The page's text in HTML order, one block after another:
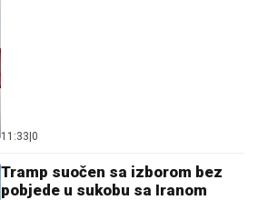
11:33|0
Tramp suočen sa izborom bez
pobjede u sukobu sa Iranom